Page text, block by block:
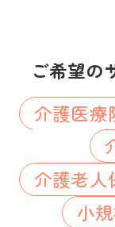
ご希望の
介護医療
介護老人
小